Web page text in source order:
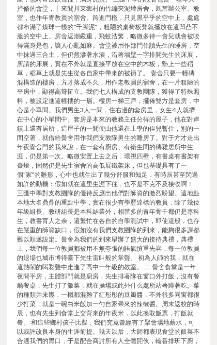
掉修的會堂，十來間川東鄉村的竹編夾泥墻房舍，既當辦公室、教
室，也作年青教員的宿舍。跨進門檻，只見黑乎乎的空中上，處處
都布滿了煤球一樣的“千腳泥”，粗陋的桌椅板凳就擺放在這凹凸不
服的空中上。房舍返潮嚴重，飛蚊浩繁，略微多待一會兒就會被咬
得滿身是包，讓人心亂如麻。會堂被用作部門住讀先生的睡房，空
中抹過三合土，但仍然滲著水漬，沿著墻壁一字排開先生的床展，
所謂的床展，實在不外就是直接平放在空中的木板，墊上一些稻
草，稻草上就是先生從各自家中帶來的被褥了。 黌舍只要一幢磚
混構造的樓房，方才落成不久，用作老教員的宿舍，在一片粗陋的
平房中，顯得高聳挺立。我們七人構成的支教團隊，獲得了特殊照
料，被設定進這幢樓的一層。樓房一梯三戶，擺佈雙方是套房，中
心是小單間。我們男生3人一間，住右邊的套房里，女生4人就擠
在中心的小單間中。套房是本來的教務主任分得的屋子，他在對岸
鎮上還有居所，這屋子的一間便由他還在上學的侄兒暫住，別的一
間空著，就借給黌舍用作我們支教隊男生的睡房了。對于方才走出
年夜黌舍門的我來說，在一套有廚房、有衛生間的磚雜居所中生
涯，仍是第一次。略微安置上去之后，環視四壁，有書桌有書架有
臺燈，固然仍是先生宿舍的高低展鐵架床，但也基礎具有了一
個“家”的雛形，心中也就生出了幾分舒服和知足，有時辰甚至閃過
如許的動機：假如就在這里生涯下往，也不是不克不及接收啊！
三匯中學對支教團隊的優待反應出他們對師資的激烈盼望。這地點
本地大名鼎鼎的重點中學，實在很少有學歷達標的教員，除了幾位
年級組長、教研組長是本科結業外，相當多的青年骨干都仍是專科
生，教書育人之余，還繁忙在各自的自學測試中，即使這般，也存
在嚴重的師資缺口，假如沒有我們支教團隊的到來，能夠很多課都
難以順遂設定。黌舍為我們的到來舉辦了盛大的接待典禮，典禮
上，我們每一位教員都被用不無夸張的語氣慎重先容，每一位教員
的退場也城市博得臺下先生雷叫般的掌聲。 初為人師的我，就在
這熱鬧的喝彩聲中走進了高中一年級的教室。 二 黌舍食堂是一年
夜間平房，主體部門就是廚房，先生排著隊在窗口外打飯，沒有餐
廳餐桌，先生打了飯菜，就在操場或此外什么處所站著蹲著吃。菜
的種類并未幾，一概都混雜了紅彤彤的豆瓣醬，不外很多同窗都很
少打菜，就是一碗白米飯加一勺自家帶來的辣椒醬。周末返校的時
辰，也有先生到食堂上交背來的年夜米，以此換取飯票，打飯就
餐。 和這些鄉村孩子比擬，我們究竟曾經有了聚會場地薪水，可
以或許改良本身的生涯前提。幾天以后，大師都表現食堂的飯菜不
合適我們的胃口，于是配合商討所有人全體開伙，輪番排班下廚，